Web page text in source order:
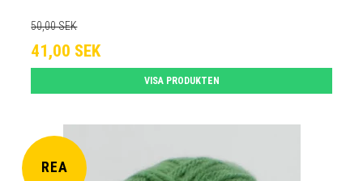
50,00 SEK
41,00 SEK
VISA PRODUKTEN
REA